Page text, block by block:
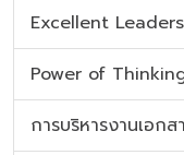
Excellent
Power of
การบริหารงานเอก